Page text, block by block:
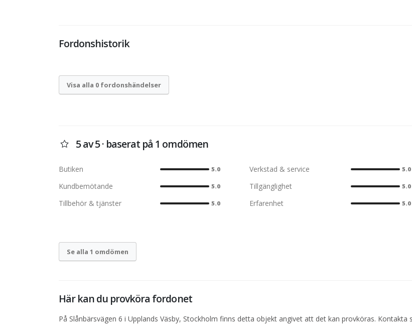
Fordonshistorik
Visa alla 0 fordonshändelser
5 av 5 · baserat på 1 omdömen
Butiken 5.0 Verkstad & service 5.0
Kundbemötande 5.0 Tillgänglighet 5.0
Tillbehör & tjänster 5.0 Erfarenhet 5.0
Se alla 1 omdömen
Här kan du provköra fordonet
På Slånbärsvägen 6 i Upplands Väsby, Stockholm finns detta objekt angivet att det kan provköras.